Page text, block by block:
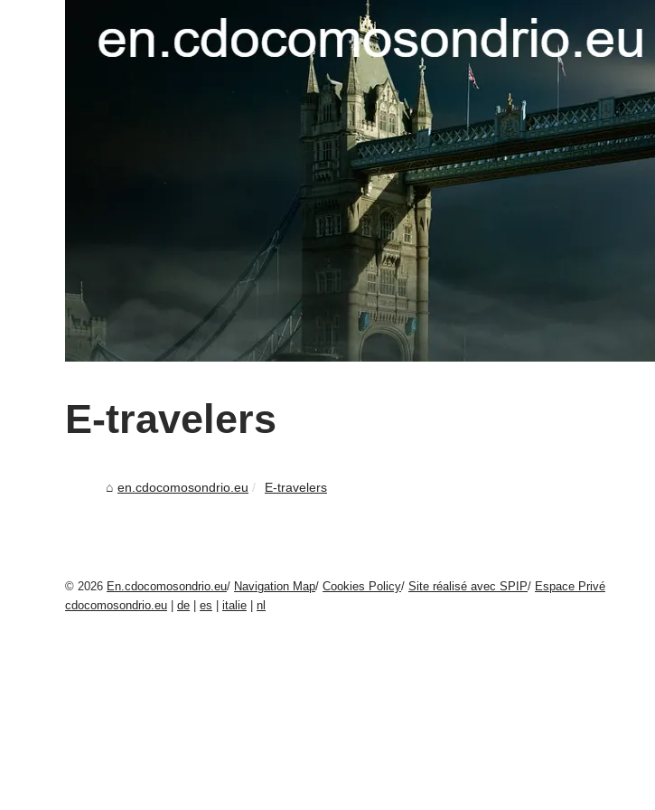
E-travelers
en.cdocomosondrio.eu E-travelers
© 2026 En.cdocomosondrio.eu/ Navigation Map/ Cookies Policy/ Site réalisé avec SPIP/ Espace Privé
cdocomosondrio.eu
de es italie nl